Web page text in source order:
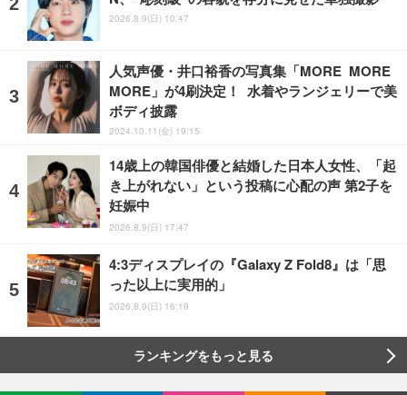
2026.8.9(日) 10:47
人気声優・井口裕香の写真集「MORE MORE
MORE」が4刷決定！ 水着やランジェリーで美
ボディ披露
2024.10.11(金) 19:15
14歳上の韓国俳優と結婚した日本人女性、「起
き上がれない」という投稿に心配の声 第2子を
妊娠中
2026.8.9(日) 17:47
4:3ディスプレイの『Galaxy Z Fold8』は「思
った以上に実用的」
2026.8.9(日) 16:19
ランキングをもっと見る